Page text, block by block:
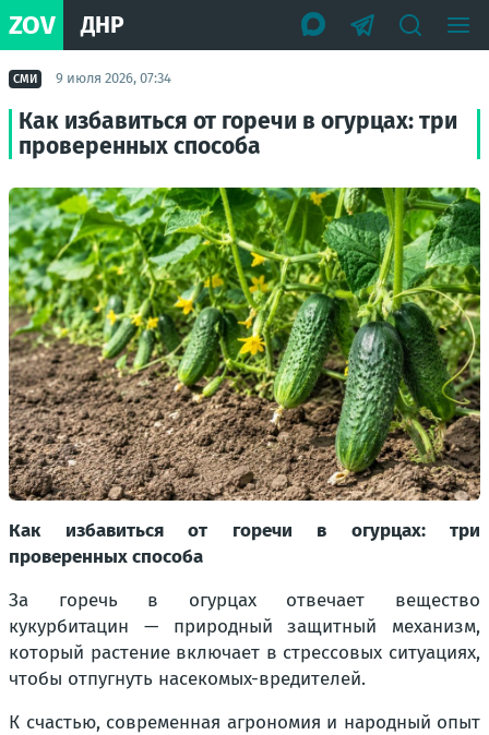
ZOV ДНР
СМИ 9 июля 2026, 07:34
Как избавиться от горечи в огурцах: три
проверенных способа
Как избавиться от горечи в огурцах: три
проверенных способа
За горечь в огурцах отвечает вещество
кукурбитацин — природный защитный механизм,
который растение включает в стрессовых ситуациях,
чтобы отпугнуть насекомых-вредителей.
К счастью, современная агрономия и народный опыт